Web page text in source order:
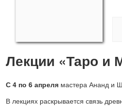
Лекции «Таро и
С 4 по 6 апреля мастера Ананд и
В лекциях раскрывается связь